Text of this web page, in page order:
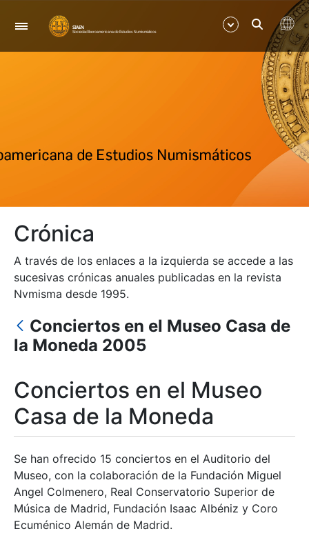
Nabigazioa
Erakutsi/Ezkutatu
Erakutsi/Ezkutatu
Crónica
A través de los enlaces a la izquierda se accede a las
sucesivas crónicas anuales publicadas en la revista
Nvmisma desde 1995.
Conciertos en el Museo Casa de
la Moneda 2005
Conciertos en el Museo
Casa de la Moneda
Se han ofrecido 15 conciertos en el Auditorio del
Museo, con la colaboración de la Fundación Miguel
Angel Colmenero, Real Conservatorio Superior de
Música de Madrid, Fundación Isaac Albéniz y Coro
Ecuménico Alemán de Madrid.